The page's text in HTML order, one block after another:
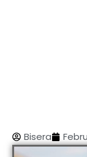
Bisera